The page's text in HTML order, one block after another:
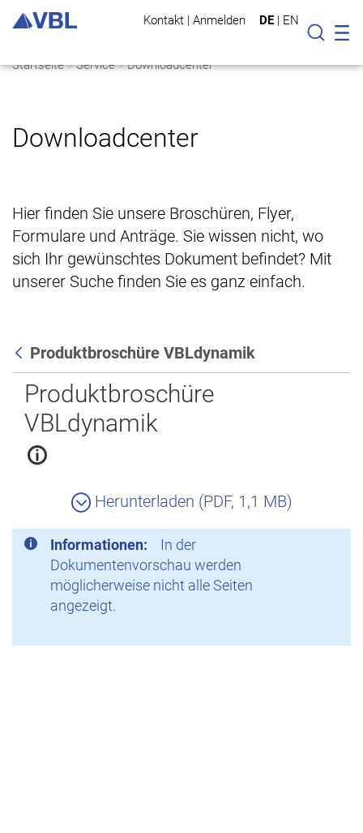
Kontakt | Anmelden DE | EN
Suche
Startseite Service Downloadcenter
Downloadcenter
Hier finden Sie unsere Broschüren, Flyer,
Formulare und Anträge. Sie wissen nicht, wo
sich Ihr gewünschtes Dokument befindet? Mit
unserer Suche finden Sie es ganz einfach.
Zurück
Produktbroschüre VBLdynamik
Produktbroschüre
VBLdynamik
Herunterladen (PDF, 1,1 MB)
Informationen:
In der
Dokumentenvorschau werden
möglicherweise nicht alle Seiten
angezeigt.